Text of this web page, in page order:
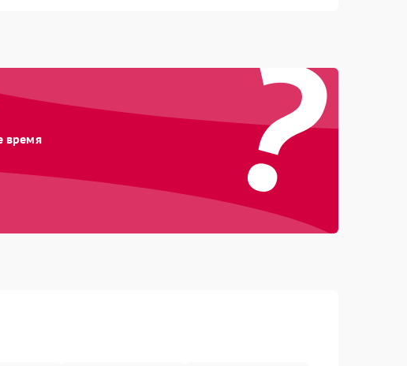
Подробнее →
Подробнее →
?
время